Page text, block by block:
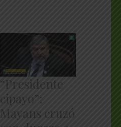
“Presidente
cipayo”:
Mayans cruzó